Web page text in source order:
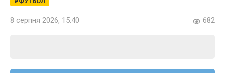
8 серпня 2026, 15:40 682